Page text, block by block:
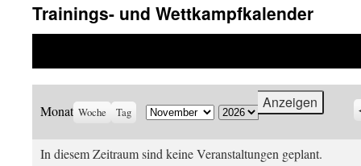
Trainings- und Wettkampfkalender
Monat Woche Tag Monat
Jahr
In diesem Zeitraum sind keine Veranstaltungen geplant.